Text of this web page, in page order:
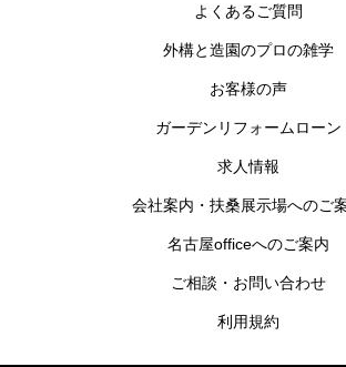
よくあるご質問
外構と造園のプロの雑学
お客様の声
ガーデンリフォームローン
求人情報
会社案内・扶桑展示場へのご
名古屋officeへのご案内
ご相談・お問い合わせ
利用規約